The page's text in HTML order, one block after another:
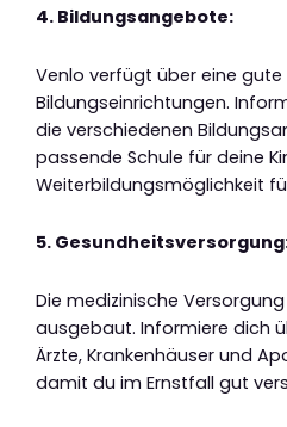
4. Bildungsangebote:
Venlo verfügt über eine gute
Bildungseinrichtungen.
die verschiedenen
passende Schule für deine
Weiterbildungsmöglichkeit
5.
Die medizinische
ausgebaut. Informiere dich
Ärzte, Krankenhäuser und
damit du im Ernstfall gut